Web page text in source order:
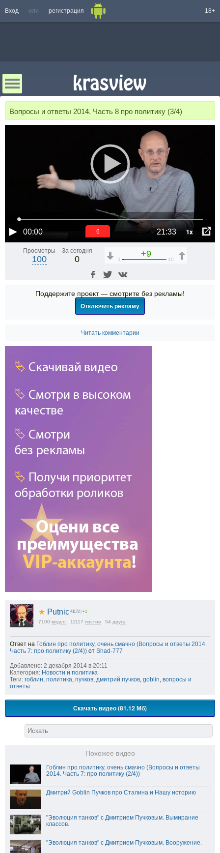
Вход или регистрация 18+
Вопросы и ответы 2014. Часть 8 про политику (3/4)
00:00 21:33 1x
6
Просмотры
100
За сегодня
0
+9
1 10
Поддержите проект — смотрите без рекламы!
Отключить рекламу
Читать комментарии
★ Putnic 41172 +1
7100 видео 11117 постов 54 друга
Ответ на Гоблин про политику, очень смачно (Вопросы и ответы 2014.
Часть 7: про политику (2/4)) от Shad-777
Добавлено: 2 декабря 2014 в 20:11
Категория: Новости и политика
Теги: гоблин, политика, пучков, дмитрий пучков, goblin, вопросы и
ответы
Скачать видео (81.12 Мб)
Похожее видео
Гоблин про политику, очень смачно (Вопросы и ответы
2014. Часть 7: про политику (2/4))
Дмитрий Goblin Пучков про Сталина и Нашу историю
"Эволюция танков" с Дмитрием Пучковым. Вымирание
классов.
"Эволюция танков" с Дмитрием Пучковым. Вооружение.